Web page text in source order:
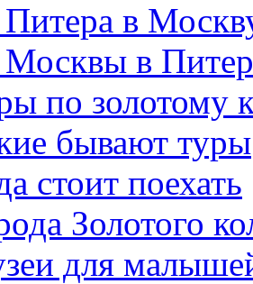
в
в Питер
по золотому
бывают туры
стоит поехать
Золотого
для